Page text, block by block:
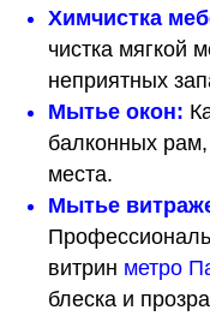
Химчистка
чистка мягкой
неприятных
Мытье окон:
балконных
места.
Мытье
витрин метро
блеска и